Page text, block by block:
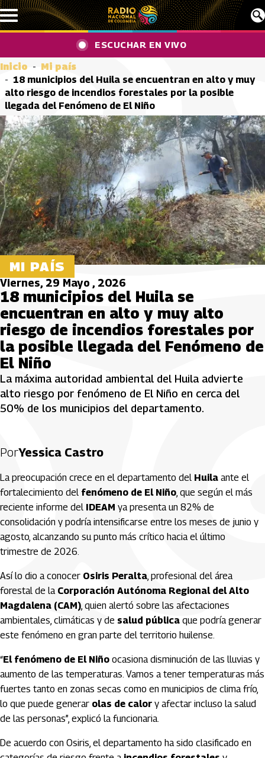
Pasar al contenido principal
ESCUCHAR EN VIVO
Inicio
Mi país
18 municipios del Huila se encuentran en alto y muy
alto riesgo de incendios forestales por la posible
llegada del Fenómeno de El Niño
MI PAÍS
Viernes, 29 Mayo , 2026
18 municipios del Huila se
encuentran en alto y muy alto
riesgo de incendios forestales por
la posible llegada del Fenómeno de
El Niño
La máxima autoridad ambiental del Huila advierte
alto riesgo por fenómeno de El Niño en cerca del
50% de los municipios del departamento.
PorYessica Castro
La preocupación crece en el departamento del Huila ante el
fortalecimiento del fenómeno de El Niño, que según el más
reciente informe del IDEAM ya presenta un 82% de
consolidación y podría intensificarse entre los meses de junio y
agosto, alcanzando su punto más crítico hacia el último
trimestre de 2026.
Así lo dio a conocer Osiris Peralta, profesional del área
forestal de la Corporación Autónoma Regional del Alto
Magdalena (CAM), quien alertó sobre las afectaciones
ambientales, climáticas y de salud pública que podría generar
este fenómeno en gran parte del territorio huilense.
“El fenómeno de El Niño ocasiona disminución de las lluvias y
aumento de las temperaturas. Vamos a tener temperaturas más
fuertes tanto en zonas secas como en municipios de clima frío,
lo que puede generar olas de calor y afectar incluso la salud
de las personas”, explicó la funcionaria.
De acuerdo con Osiris, el departamento ha sido clasificado en